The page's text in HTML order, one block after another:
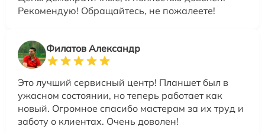
Рекомендую! Обращайтесь, не пожалеете!
Филатов Александр
Это лучший сервисный центр! Планшет был в
ужасном состоянии, но теперь работает как
новый. Огромное спасибо мастерам за их труд и
заботу о клиентах. Очень доволен!